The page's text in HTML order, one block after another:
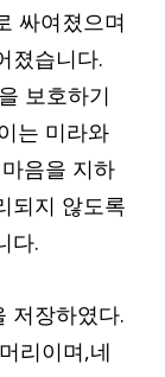
싸여졌으며
졌습니다.
보호하기
는 미라와
음을 지하
되지 않도록
다.
저장하였다.
리이며,네